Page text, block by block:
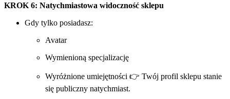
KROK 6: Natychmiastowa widoczność sklepu
Gdy tylko posiadasz:
Avatar
Wymienioną specjalizację
Wyróżnione umiejętności 👉 Twój profil sklepu stanie
się publiczny natychmiast.